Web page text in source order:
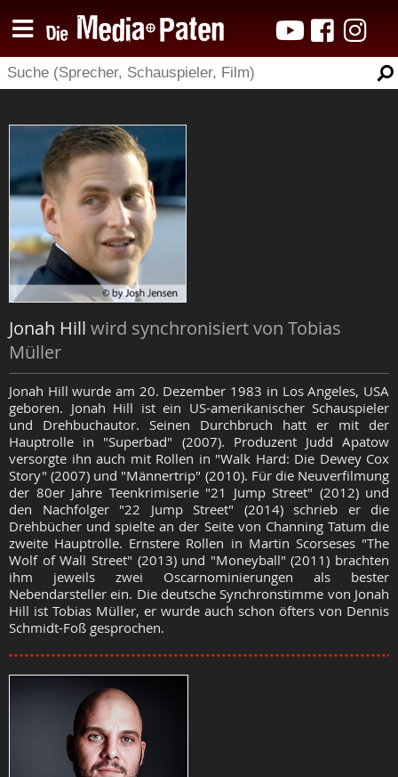
Jonah Hill wird synchronisiert von Tobias
Müller
Jonah Hill wurde am 20. Dezember 1983 in Los Angeles, USA
geboren. Jonah Hill ist ein US-amerikanischer Schauspieler
und Drehbuchautor. Seinen Durchbruch hatt er mit der
Hauptrolle in "Superbad" (2007). Produzent Judd Apatow
versorgte ihn auch mit Rollen in "Walk Hard: Die Dewey Cox
Story" (2007) und "Männertrip" (2010). Für die Neuverfilmung
der 80er Jahre Teenkrimiserie "21 Jump Street" (2012) und
den Nachfolger "22 Jump Street" (2014) schrieb er die
Drehbücher und spielte an der Seite von Channing Tatum die
zweite Hauptrolle. Ernstere Rollen in Martin Scorseses "The
Wolf of Wall Street" (2013) und "Moneyball" (2011) brachten
ihm jeweils zwei Oscarnominierungen als bester
Nebendarsteller ein. Die deutsche Synchronstimme von Jonah
Hill ist Tobias Müller, er wurde auch schon öfters von Dennis
Schmidt-Foß gesprochen.